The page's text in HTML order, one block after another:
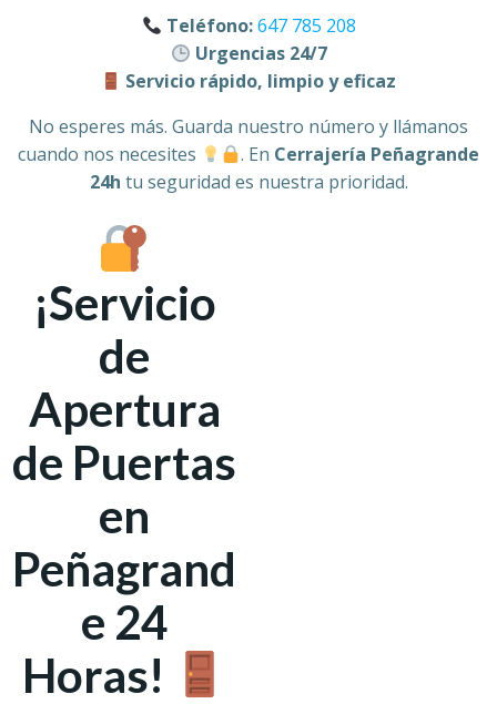
Teléfono:647 785 208
Urgencias 24/7
Servicio rápido, limpio y eficaz
No esperes más. Guarda nuestro número y llámanos
cuando nos necesites
. En Cerrajería Peñagrande
24h tu seguridad es nuestra prioridad.
¡Servicio
de
Apertura
de Puertas
en
Peñagrand
e 24
Horas!